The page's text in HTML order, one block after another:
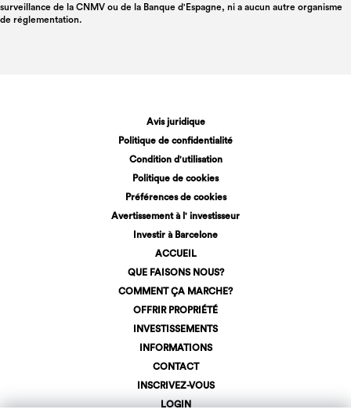
surveillance de la CNMV ou de la Banque d'Espagne, ni a aucun autre organisme
de réglementation.
Avis juridique
Politique de confidentialité
Condition d'utilisation
Politique de cookies
Préférences de cookies
Avertissement à l' investisseur
Investir à Barcelone
ACCUEIL
QUE FAISONS NOUS?
COMMENT ÇA MARCHE?
OFFRIR PROPRIÉTÉ
INVESTISSEMENTS
INFORMATIONS
CONTACT
INSCRIVEZ-VOUS
LOGIN